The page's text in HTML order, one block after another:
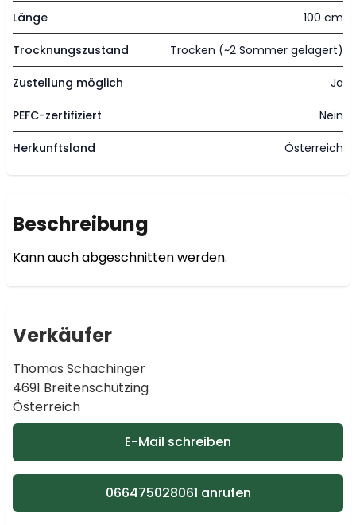
Länge 100 cm
Trocknungszustand Trocken (~2 Sommer gelagert)
Zustellung möglich Ja
PEFC-zertifiziert Nein
Herkunftsland Österreich
Beschreibung
Kann auch abgeschnitten werden.
Verkäufer
Thomas Schachinger
4691 Breitenschützing
Österreich
E-Mail schreiben
066475028061 anrufen